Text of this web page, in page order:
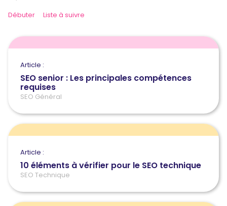
Débuter
Liste à suivre
Article :
SEO senior : Les principales compétences
requises
SEO Général
Article :
10 éléments à vérifier pour le SEO technique
SEO Technique